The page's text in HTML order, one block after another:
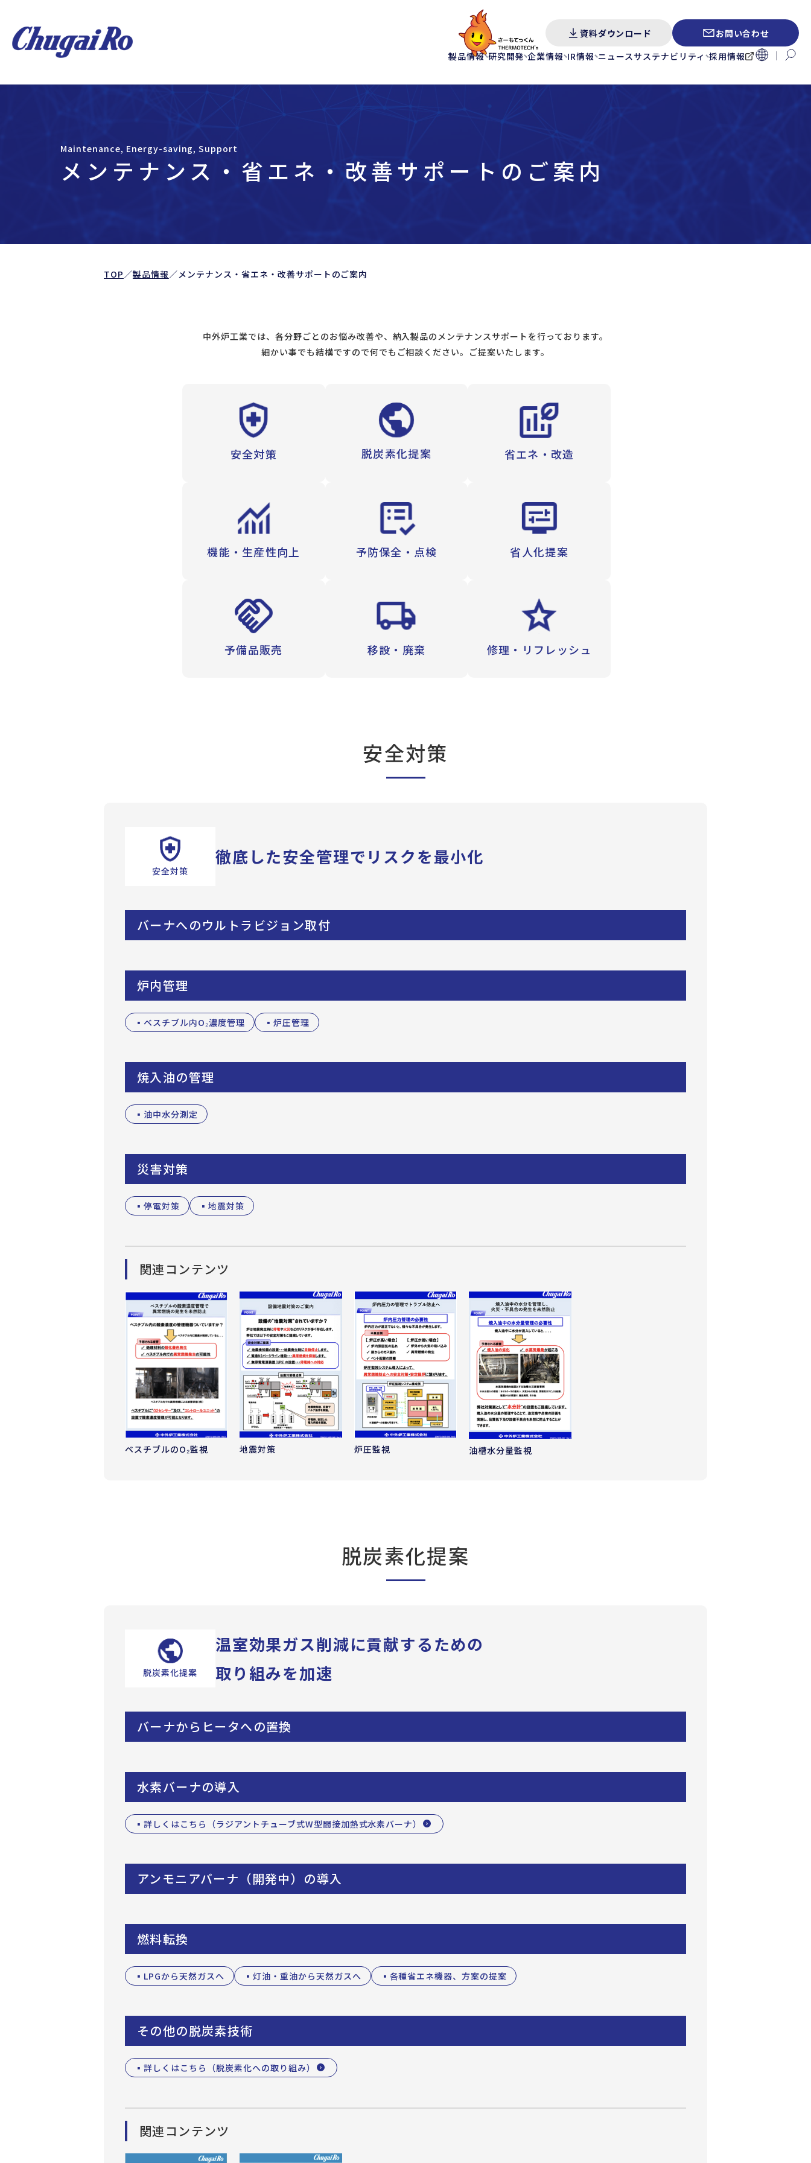
製品情報 研究開発 企業情報 IR情報 ニュースサステナビリティ 採用情報
資料ダウンロード お問い合わせ
Maintenance, Energy-saving, Support
メンテナンス・省エネ・改善サポートのご案内
TOP／製品情報／メンテナンス・省エネ・改善サポートのご案内
中外炉工業では、各分野ごとのお悩み改善や、納入製品のメンテナンスサポートを行っております。
細かい事でも結構ですので何でもご相談ください。ご提案いたします。
安全対策 脱炭素化提案 省エネ・改造
機能・ 生産性向上 予防保全・ 点検 省人化提案
予備品販売 移設・廃棄 修理・ リフレッシュ
安全対策
安全対策
徹底した安全管理でリスクを最小化
バーナへのウルトラビジョン取付
炉内管理
▪ベスチブル内O₂濃度管理 ▪炉圧管理
焼入油の管理
▪油中水分測定
災害対策
▪停電対策 ▪地震対策
関連コンテンツ
ベスチブルのO₂監視 地震対策 炉圧監視 油槽水分量監視
脱炭素化提案
脱炭素化提案
温室効果ガス削減に貢献するための
取り組みを加速
バーナからヒータへの置換
水素バーナの導入
▪詳しくはこちら（ラジアントチューブ式W型間接加熱式水素バーナ）
アンモニアバーナ（開発中）の導入
燃料転換
▪LPGから天然ガスへ ▪灯油・重油から天然ガスへ ▪各種省エネ機器、方案の提案
その他の脱炭素技術
▪詳しくはこちら（脱炭素化への取り組み）
関連コンテンツ